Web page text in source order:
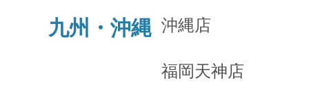
九州・沖縄 沖縄店
福岡天神店